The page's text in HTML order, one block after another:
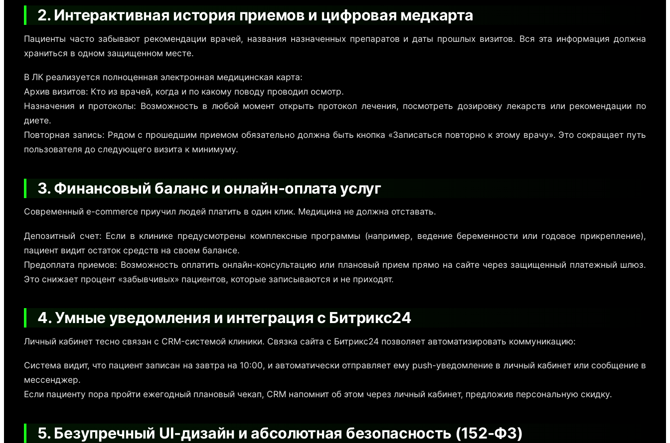
2. Интерактивная история приемов и цифровая медкарта
Пациенты часто забывают рекомендации врачей, названия назначенных препаратов и даты прошлых визитов. Вся эта информация должна
храниться в одном защищенном месте.
В ЛК реализуется полноценная электронная медицинская карта:
Архив визитов: Кто из врачей, когда и по какому поводу проводил осмотр.
Назначения и протоколы: Возможность в любой момент открыть протокол лечения, посмотреть дозировку лекарств или рекомендации по
диете.
Повторная запись: Рядом с прошедшим приемом обязательно должна быть кнопка «Записаться повторно к этому врачу». Это сокращает путь
пользователя до следующего визита к минимуму.
3. Финансовый баланс и онлайн-оплата услуг
Современный e-commerce приучил людей платить в один клик. Медицина не должна отставать.
Депозитный счет: Если в клинике предусмотрены комплексные программы (например, ведение беременности или годовое прикрепление),
пациент видит остаток средств на своем балансе.
Предоплата приемов: Возможность оплатить онлайн-консультацию или плановый прием прямо на сайте через защищенный платежный шлюз.
Это снижает процент «забывчивых» пациентов, которые записываются и не приходят.
4. Умные уведомления и интеграция с Битрикс24
Личный кабинет тесно связан с CRM-системой клиники. Связка сайта с Битрикс24 позволяет автоматизировать коммуникацию:
Система видит, что пациент записан на завтра на 10:00, и автоматически отправляет ему push-уведомление в личный кабинет или сообщение в
мессенджер.
Если пациенту пора пройти ежегодный плановый чекап, CRM напомнит об этом через личный кабинет, предложив персональную скидку.
5. Безупречный UI-дизайн и абсолютная безопасность (152-ФЗ)